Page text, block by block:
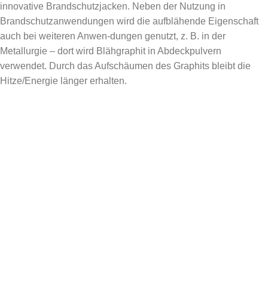
innovative Brandschutzjacken. Neben der Nutzung in
Brandschutzanwendungen wird die aufblähende Eigenschaft
auch bei weiteren Anwen-dungen genutzt, z. B. in der
Metallurgie – dort wird Blähgraphit in Abdeckpulvern
verwendet. Durch das Aufschäumen des Graphits bleibt die
Hitze/Energie länger erhalten.